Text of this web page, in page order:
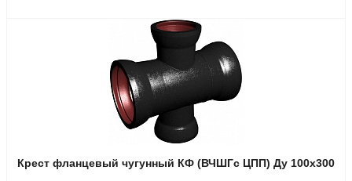
Крест фланцевый чугунный КФ (ВЧШГс ЦПП) Ду 100х300